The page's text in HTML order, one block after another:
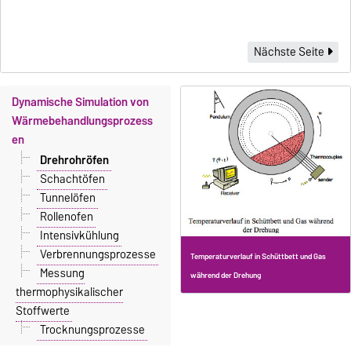
Nächste Seite
Temperaturverlauf in Schüttbett und Gas
während der Drehung
Dynamische Simulation von
Wärmebehandlungsprozess
en
Drehrohröfen
Schachtöfen
Tunnelöfen
Rollenofen
Intensivkühlung
Verbrennungsprozesse
Messung
thermophysikalischer
Stoffwerte
Trocknungsprozesse